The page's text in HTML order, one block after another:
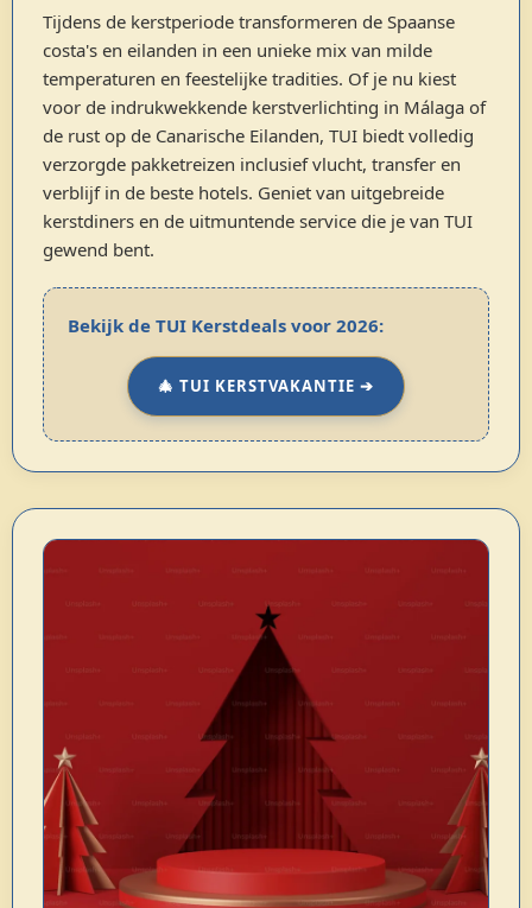
Tijdens de kerstperiode transformeren de Spaanse
costa's en eilanden in een unieke mix van milde
temperaturen en feestelijke tradities. Of je nu kiest
voor de indrukwekkende kerstverlichting in Málaga of
de rust op de Canarische Eilanden, TUI biedt volledig
verzorgde pakketreizen inclusief vlucht, transfer en
verblijf in de beste hotels. Geniet van uitgebreide
kerstdiners en de uitmuntende service die je van TUI
gewend bent.
Bekijk de TUI Kerstdeals voor 2026:
🎄 TUI KERSTVAKANTIE ➔